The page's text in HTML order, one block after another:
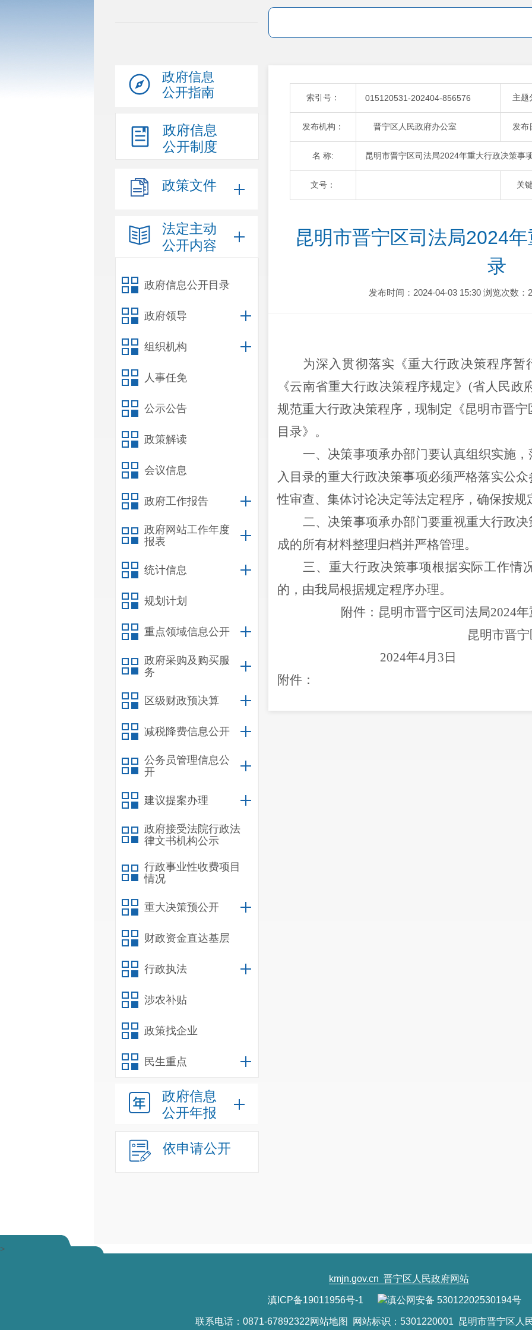
政府信息
公开指南
政府信息
公开制度
政策文件
法定主动
公开内容
政府信息公开目录
政府领导
组织机构
人事任免
公示公告
政策解读
会议信息
政府工作报告
政府网站工作年度
报表
统计信息
规划计划
重点领域信息公开
政府采购及购买服
务
区级财政预决算
减税降费信息公开
公务员管理信息公
开
建议提案办理
政府接受法院行政法
律文书机构公示
行政事业性收费项目
情况
重大决策预公开
财政资金直达基层
行政执法
涉农补贴
政策找企业
民生重点
政府信息
公开年报
依申请公开
索引号： 015120531-202404-856576 主题
发布机构： 晋宁区人民政府办公室 发布
名 称: 昆明市晋宁区司法局2024年重大行政决策事
文号： 关
昆明市晋宁区司法局2024
录
发布时间：2024-04-03 15:30 浏览次数：
为深入贯彻落实《重大行政决策程序暂
《云南省重大行政决策程序规定》 (省人民政
规范重大行政决策程序，现制定 《昆明市晋宁
目录》 。
一、决策事项承办部门要认真组织实施
入目录的重大行政决策事项必须严格落实公
性审查、集体讨论决定等法定程序，确保按规
二、决策事项承办部门要重视重大行政
成的所有材料整理归档并严格管理。
三、重大行政决策事项根据实际工作情
的，由我局根据规定程序办理。
附件：昆明市晋宁区司法局2024年
昆明市晋
2024年4月3日
附件：
>
kmjn.gov.cn 晋宁区人民政府网站
滇ICP备19011956号-1 滇公网安备 53012202530194号
联系电话：0871-67892322网站地图 网站标识：5301220001 昆明市晋宁区人